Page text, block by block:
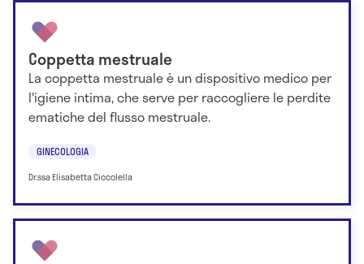
Coppetta mestruale
La coppetta mestruale è un dispositivo medico per
l'igiene intima, che serve per raccogliere le perdite
ematiche del flusso mestruale.
GINECOLOGIA
Dr.ssa Elisabetta Ciccolella